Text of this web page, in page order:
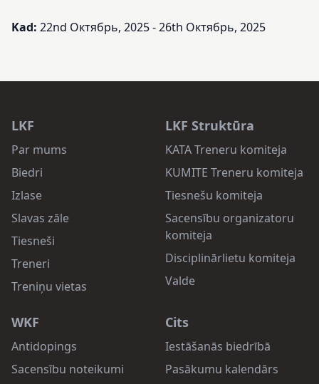
Kad: 22nd Октябрь, 2025 - 26th Октябрь, 2025
LKF
Par mums
Biedri
Izlase
Slavas zāle
Tiesneši
Treneri
Treniņu vietas
LKF Struktūra
KATA Treneru komiteja
KUMITE Treneru komiteja
Tiesnešu komiteja
Sacensību organizatoru
komiteja
Disciplinārlietu komiteja
Valde
WKF
Antidopings
Sacensību noteikumi
Cits
Iestāšanās biedrībā
Pasākumu kalendārs